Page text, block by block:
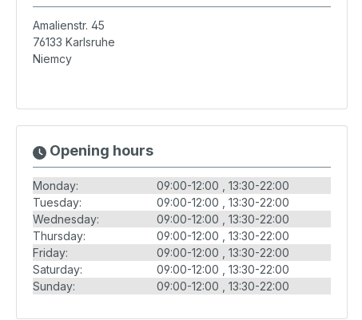
Amalienstr. 45
76133 Karlsruhe
Niemcy
Opening hours
Monday: 09:00-12:00
13:30-22:00
Tuesday:
09:00-12:00
13:30-22:00
Wednesday:
09:00-12:00
13:30-22:00
Thursday:
09:00-12:00
13:30-22:00
Friday:
09:00-12:00
13:30-22:00
Saturday:
09:00-12:00
13:30-22:00
Sunday:
09:00-12:00 13:30-22:00